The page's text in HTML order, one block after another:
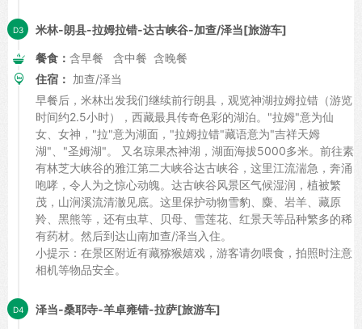
米林-朗县-拉姆拉错-达古峡谷-加查/泽当[旅游车]
餐食： 含早餐 含中餐 含晚餐
住宿： 加查/泽当
早餐后，米林出发我们继续前行朗县，观览神湖拉姆拉错（游览
时间约2.5小时），西藏最具传奇色彩的湖泊。"拉姆"意为仙
女、女神，"拉"意为湖面，"拉姆拉错"藏语意为"吉祥天姆
湖"、"圣姆湖"。 又名琼果杰神湖，湖面海拔5000多米。前往素
有林芝大峡谷的雅江第二大峡谷达古峡谷，这里江流湍急，奔涌
咆哮，令人为之惊心动魄。达古峡谷风景区气候湿润，植被繁
茂，山涧溪流清澈见底。这里保护动物雪豹、麋、岩羊、藏原
羚、黑熊等，还有虫草、贝母、雪莲花、红景天等品种繁多的稀
有药材。然后到达山南加查/泽当入住。
小提示：在景区附近有藏猕猴嬉戏，游客请勿喂食，拍照时注意
相机等物品安全。
泽当-桑耶寺-羊卓雍错-拉萨[旅游车]